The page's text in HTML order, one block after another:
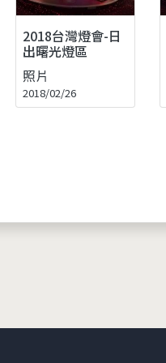
2018台灣燈會-日
出曙光燈區
照片
2018/02/26